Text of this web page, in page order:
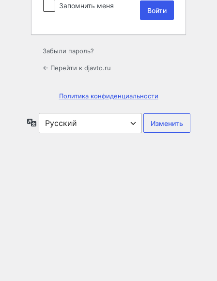
Запомнить меня
Забыли пароль?
← Перейти к djavto.ru
Политика конфиденциальности
Язык